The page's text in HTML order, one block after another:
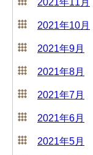
2021年11月
2021年10月
2021年9月
2021年8月
2021年7月
2021年6月
2021年5月